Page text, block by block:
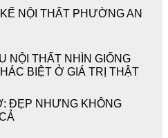
NỘI THẤT PHƯỜNG AN
NỘI THẤT NHÌN GIỐNG
BIỆT Ở GIÁ TRỊ THẬT
ĐẸP NHƯNG KHÔNG